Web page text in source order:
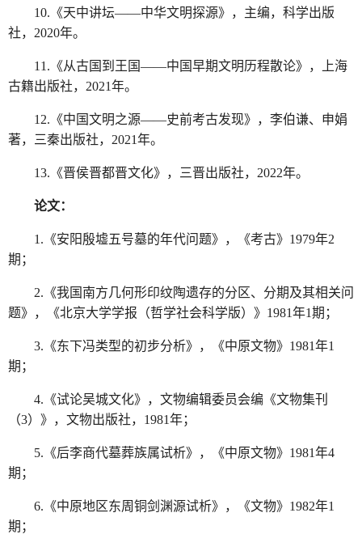
10.《天中讲坛——中华文明探源》，主编，科学出版
社，2020年。
11.《从古国到王国——中国早期文明历程散论》，上海
古籍出版社，2021年。
12.《中国文明之源——史前考古发现》，李伯谦、申娟
著，三秦出版社，2021年。
13.《晋侯晋都晋文化》，三晋出版社，2022年。
论文：
1.《安阳殷墟五号墓的年代问题》，《考古》1979年2
期；
2.《我国南方几何形印纹陶遗存的分区、分期及其相关问
题》，《北京大学学报（哲学社会科学版）》1981年1期；
3.《东下冯类型的初步分析》，《中原文物》1981年1
期；
4.《试论吴城文化》，文物编辑委员会编《文物集刊
（3）》，文物出版社，1981年；
5.《后李商代墓葬族属试析》，《中原文物》1981年4
期；
6.《中原地区东周铜剑渊源试析》，《文物》1982年1
期；